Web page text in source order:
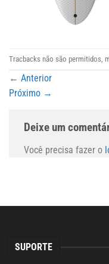
Tracbacks não são permitidos,
← Anterior
Próximo →
Deixe um
Você precisa fazer o
SUPORTE